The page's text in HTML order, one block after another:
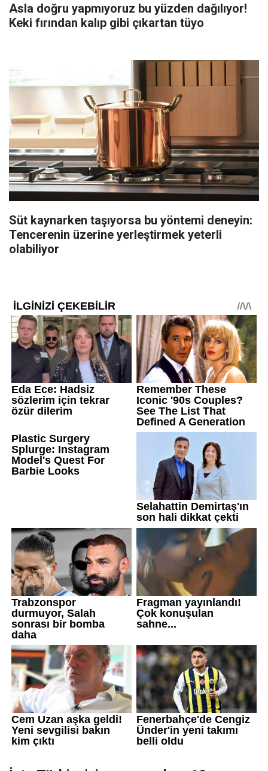
Asla doğru yapmıyoruz bu yüzden dağılıyor!
Keki fırından kalıp gibi çıkartan tüyo
Süt kaynarken taşıyorsa bu yöntemi deneyin:
Tencerenin üzerine yerleştirmek yeterli
olabiliyor